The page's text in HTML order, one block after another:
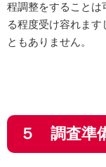
程調整をすること
る程度受け容れま
ともありません。
５ 調査準